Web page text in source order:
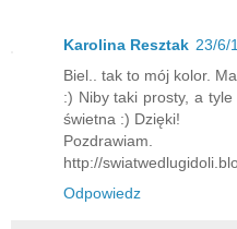
Karolina Resztak 23/6/
Biel.. tak to mój kolor.
:) Niby taki prosty, a
świetna :) Dzięki!
Pozdrawiam.
http://
Odpowiedz